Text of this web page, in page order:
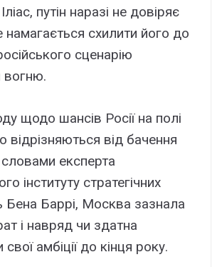
путін наразі не довіряє
намагається схилити його до
сценарію
вогню.
щодо шансів Росії на полі
відрізняються від бачення
експерта
інституту стратегічних
Бена Баррі, Москва зазнала
і навряд чи здатна
свої амбіції до кінця року.